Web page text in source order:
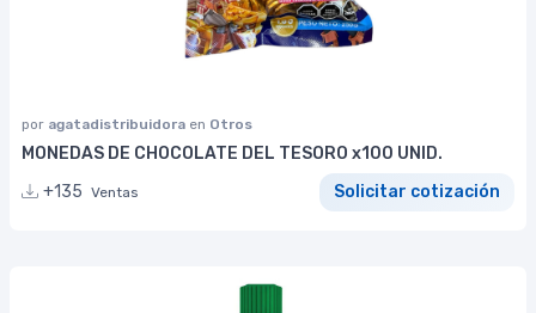
por agatadistribuidora en Otros
MONEDAS DE CHOCOLATE DEL TESORO x100 UNID.
+135 Ventas Solicitar cotización